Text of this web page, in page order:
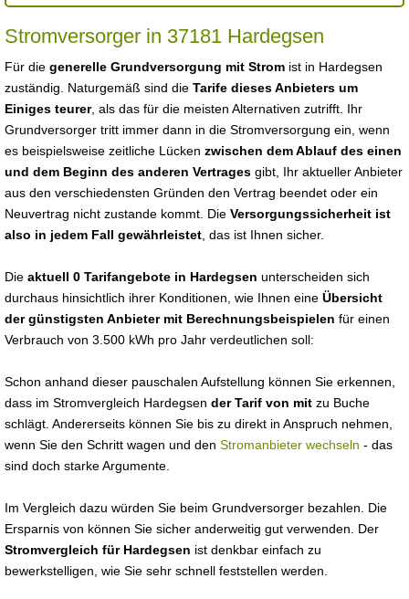
Stromversorger in 37181 Hardegsen
Für die generelle Grundversorgung mit Strom ist in Hardegsen
zuständig. Naturgemäß sind die Tarife dieses Anbieters um
Einiges teurer, als das für die meisten Alternativen zutrifft. Ihr
Grundversorger tritt immer dann in die Stromversorgung ein, wenn
es beispielsweise zeitliche Lücken zwischen dem Ablauf des einen
und dem Beginn des anderen Vertrages gibt, Ihr aktueller Anbieter
aus den verschiedensten Gründen den Vertrag beendet oder ein
Neuvertrag nicht zustande kommt. Die Versorgungssicherheit ist
also in jedem Fall gewährleistet , das ist Ihnen sicher.
Die aktuell 0 Tarifangebote in Hardegsen unterscheiden sich
durchaus hinsichtlich ihrer Konditionen, wie Ihnen eine Übersicht
der günstigsten Anbieter mit Berechnungsbeispielen für einen
Verbrauch von 3.500 kWh pro Jahr verdeutlichen soll:
Schon anhand dieser pauschalen Aufstellung können Sie erkennen,
dass im Stromvergleich Hardegsen der Tarif von mit zu Buche
schlägt. Andererseits können Sie bis zu direkt in Anspruch nehmen,
wenn Sie den Schritt wagen und den Stromanbieter wechseln - das
sind doch starke Argumente.
Im Vergleich dazu würden Sie beim Grundversorger bezahlen. Die
Ersparnis von können Sie sicher anderweitig gut verwenden. Der
Stromvergleich für Hardegsen ist denkbar einfach zu
bewerkstelligen, wie Sie sehr schnell feststellen werden.